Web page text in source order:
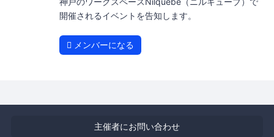
開催されるイベントを告知します。
メンバーになる
主催者にお問い合わせ